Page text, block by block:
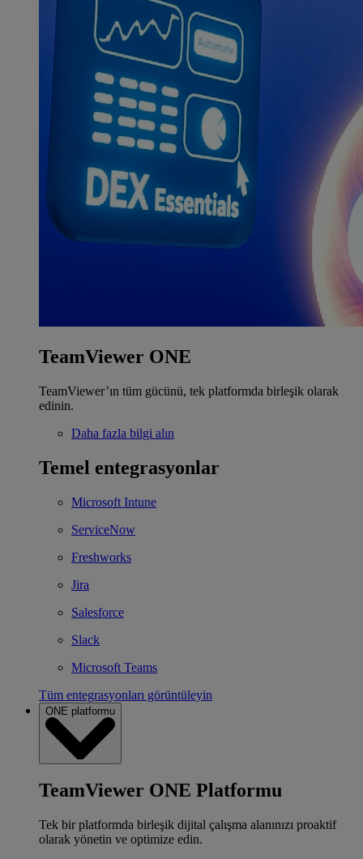
TeamViewer ONE
TeamViewer’ın tüm gücünü, tek platformda birleşik olarak
edinin.
Daha fazla bilgi alın
Temel entegrasyonlar
Microsoft Intune
ServiceNow
Freshworks
Jira
Salesforce
Slack
Microsoft Teams
Tüm entegrasyonları görüntüleyin
ONE platformu
TeamViewer ONE Platformu
Tek bir platformda birleşik dijital çalışma alanınızı proaktif
olarak yönetin ve optimize edin.